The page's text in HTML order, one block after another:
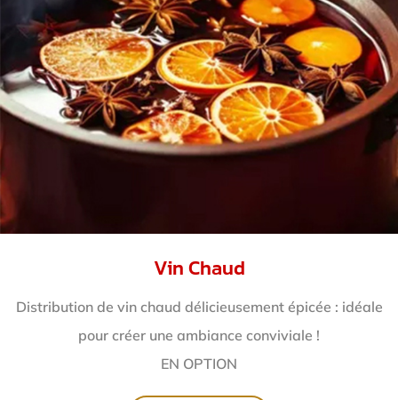
Vin Chaud
Distribution de vin chaud délicieusement épicée : idéale
pour créer une ambiance conviviale !
EN OPTION